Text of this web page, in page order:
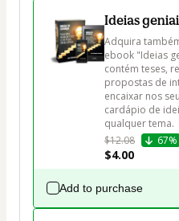
Ideias
Adquira
ebook "Ideias
contém teses,
propostas de
encaixar nos
cardápio de
qualquer tema.
$12.08
67%
$4.00
Add to purchase